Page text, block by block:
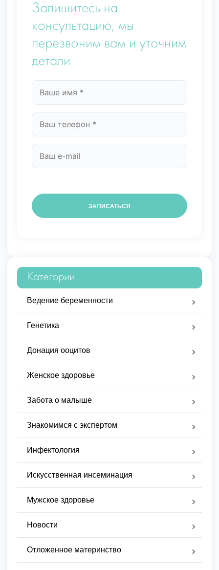
Запишитесь на
консультацию, мы
перезвоним вам и уточним
детали
Категории
Ведение беременности
Генетика
Донация ооцитов
Женское здоровье
Забота о малыше
Знакомимся с экспертом
Инфектология
Искусственная инсеминация
Мужское здоровье
Новости
Отложенное материнство